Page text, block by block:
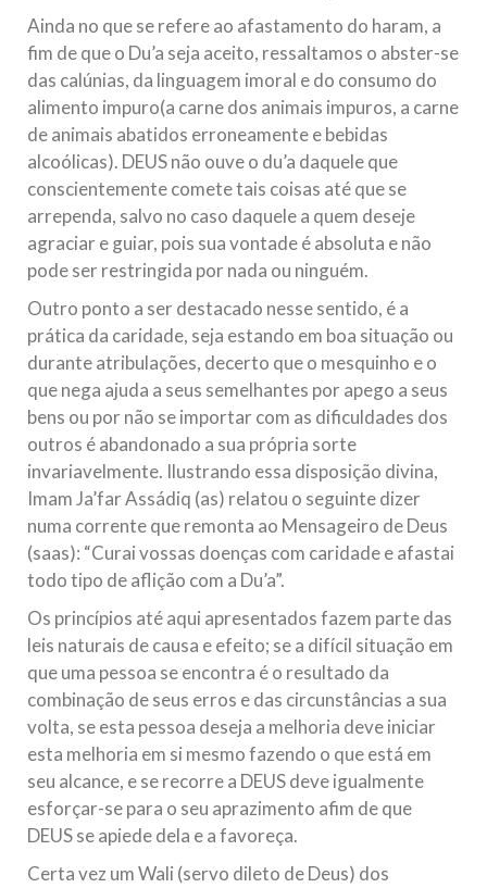
Ainda no que se refere ao afastamento do haram, a
fim de que o Du’a seja aceito, ressaltamos o abster-se
das calúnias, da linguagem imoral e do consumo do
alimento impuro(a carne dos animais impuros, a carne
de animais abatidos erroneamente e bebidas
alcoólicas). DEUS não ouve o du’a daquele que
conscientemente comete tais coisas até que se
arrependa, salvo no caso daquele a quem deseje
agraciar e guiar, pois sua vontade é absoluta e não
pode ser restringida por nada ou ninguém.
Outro ponto a ser destacado nesse sentido, é a
prática da caridade, seja estando em boa situação ou
durante atribulações, decerto que o mesquinho e o
que nega ajuda a seus semelhantes por apego a seus
bens ou por não se importar com as dificuldades dos
outros é abandonado a sua própria sorte
invariavelmente. Ilustrando essa disposição divina,
Imam Ja’far Assádiq (as) relatou o seguinte dizer
numa corrente que remonta ao Mensageiro de Deus
(saas): “Curai vossas doenças com caridade e afastai
todo tipo de aflição com a Du’a”.
Os princípios até aqui apresentados fazem parte das
leis naturais de causa e efeito; se a difícil situação em
que uma pessoa se encontra é o resultado da
combinação de seus erros e das circunstâncias a sua
volta, se esta pessoa deseja a melhoria deve iniciar
esta melhoria em si mesmo fazendo o que está em
seu alcance, e se recorre a DEUS deve igualmente
esforçar-se para o seu aprazimento afim de que
DEUS se apiede dela e a favoreça.
Certa vez um Wali (servo dileto de Deus) dos